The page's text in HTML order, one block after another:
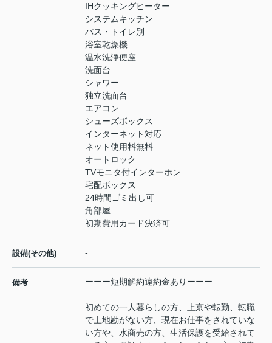
IHクッキングヒーター
システムキッチン
バス・トイレ別
浴室乾燥機
温水洗浄便座
洗面台
シャワー
独立洗面台
エアコン
シューズボックス
インターネット対応
ネット使用料無料
オートロック
TVモニタ付インターホン
宅配ボックス
24時間ゴミ出し可
角部屋
初期費用カード決済可
設備(その他) -
備考 ーーー短期解約違約金ありーーー
初めての一人暮らしの方、上京や転勤、転職
で土地勘がない方、現在お仕事をされていな
い方や、水商売の方、生活保護を受給されて